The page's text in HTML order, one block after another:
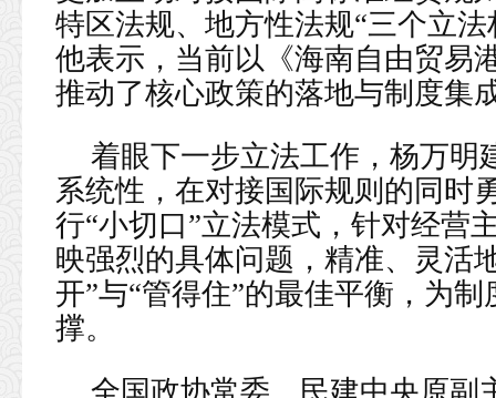
特区法规、地方性法规“三个立
他表示，当前以《海南自由贸易
推动了核心政策的落地与制度集
着眼下一步立法工作，杨万明
系统性，在对接国际规则的同时
行“小切口”立法模式，针对经营
映强烈的具体问题，精准、灵活
开”与“管得住”的最佳平衡，为
撑。
全国政协常委、民建中央原副